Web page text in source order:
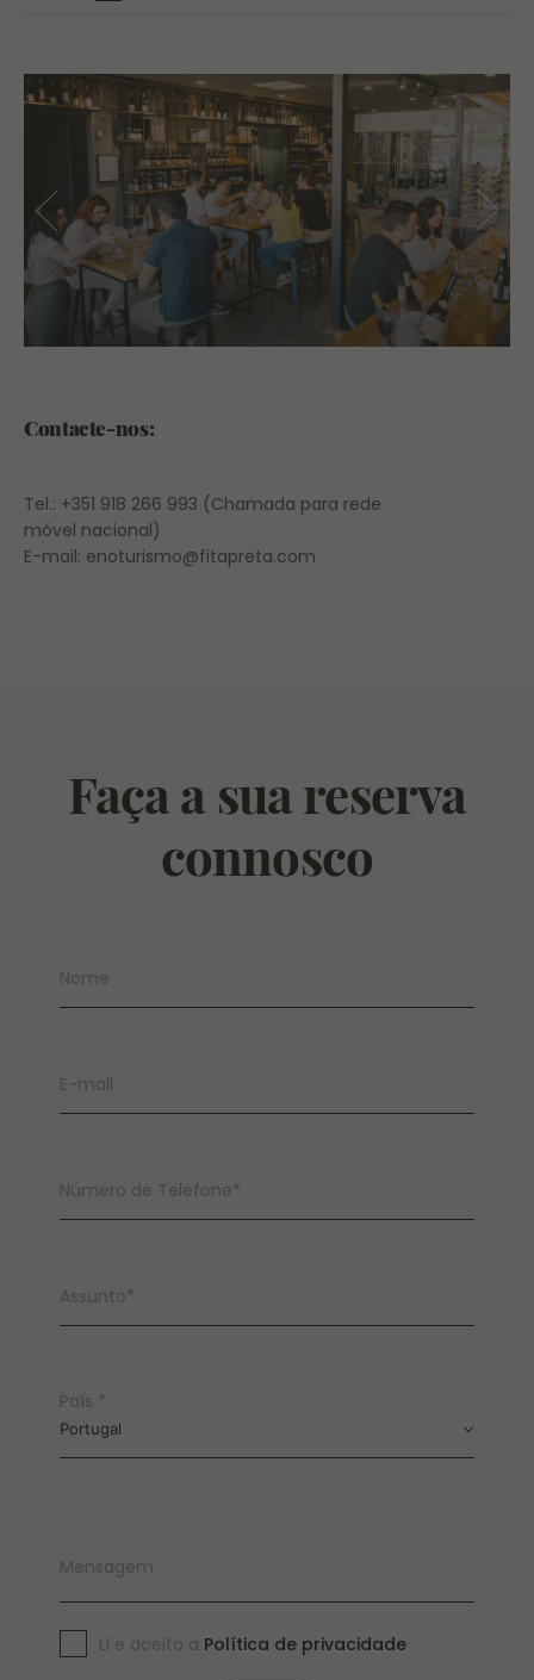
Contacte-nos:
Tel.: +351 918 266 993 (Chamada para rede
móvel nacional)
E-mail: enoturismo@fitapreta.com
Faça a sua reserva
connosco
Nome
E-mail
Número de Telefone*
Assunto*
Portugal
País *
Mensagem
Li e aceito a Política de privacidade